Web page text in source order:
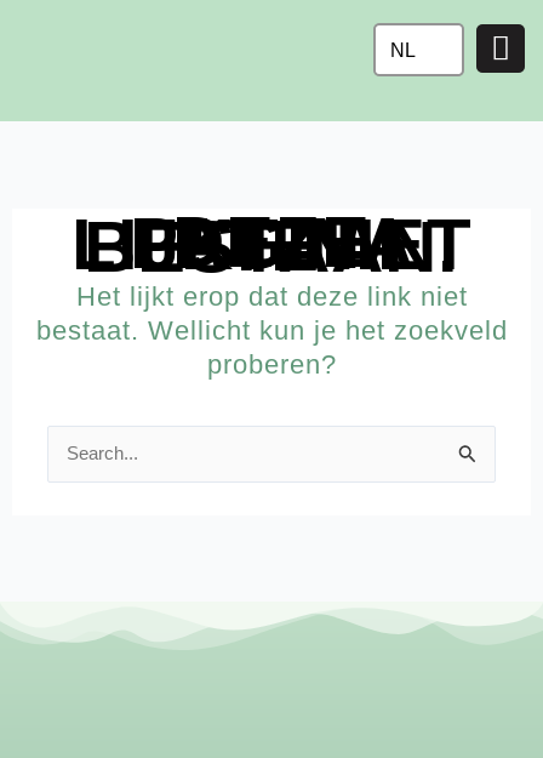
NL
DEZE PAGINA LIJKT NIET TE BESTAAN.
Het lijkt erop dat deze link niet
bestaat. Wellicht kun je het zoekveld
proberen?
Zoek
naar: